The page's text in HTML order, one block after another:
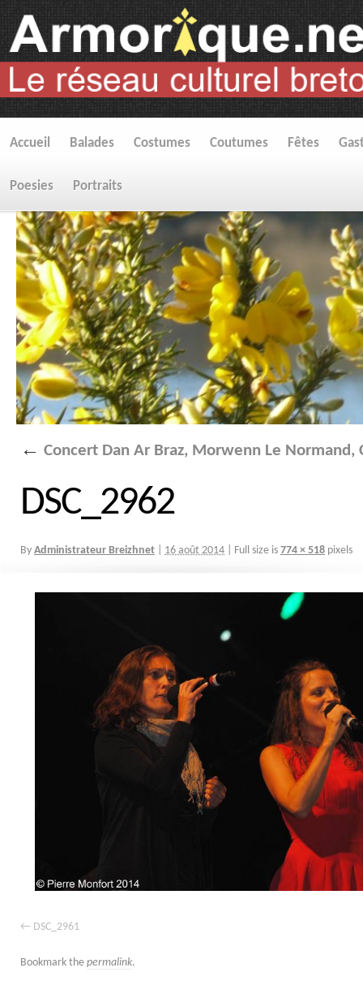
Accueil Balades Costumes Coutumes Fêtes
Poesies Portraits
← Concert Dan Ar Braz, Morwenn Le Normand,
DSC_2962
By Administrateur Breizhnet 16 août 2014 Full size is 774 × 518 pixels
DSC_2961
Bookmark the permalink.